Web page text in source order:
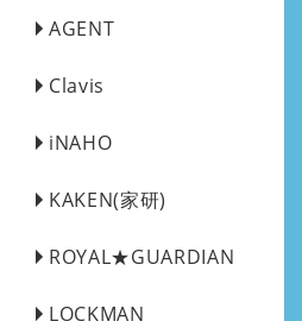
AGENT
Clavis
iNAHO
KAKEN(家研)
ROYAL★GUARDIAN
LOCKMAN